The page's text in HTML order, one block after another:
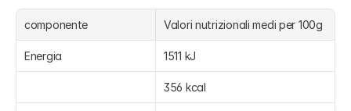
componente Valori nutrizionali medi per 100g
Energia 1511 kJ
356 kcal